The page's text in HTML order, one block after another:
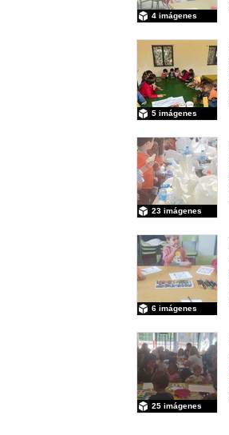
4 imágenes
5 imágenes
23 imágenes
6 imágenes
25 imágenes